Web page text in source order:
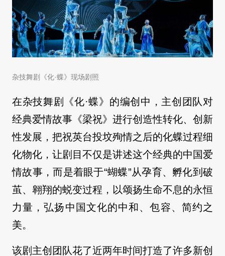
杂技舞剧《化·蝶》现场剧照
在杂技舞剧《化·蝶》的编创中，主创团队对
经典爱情故事《梁祝》进行创造性转化、创新
性发展，把祝英台投坟殉情之后的化蝶过程细
化物化，让剧目不仅是讲述这个经典的中国爱
情故事，而是着眼于“蝴蝶”从孕育、孵化到破
茧、翱翔的蜕变过程，以颂扬生命不息的永恒
力量，弘扬中国文化的中和、包容、简约之
美。
该剧主创团队花了近两年时间打造了许多新创